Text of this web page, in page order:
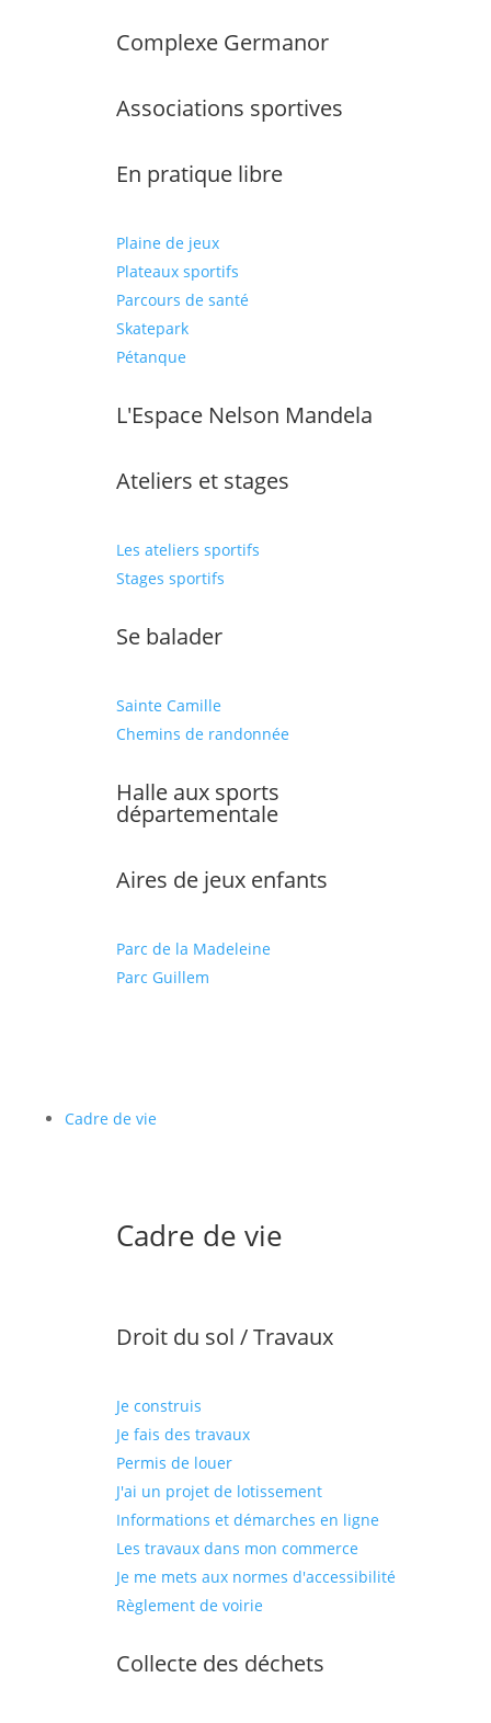
Complexe Germanor
Associations sportives
En pratique libre
Plaine de jeux
Plateaux sportifs
Parcours de santé
Skatepark
Pétanque
L'Espace Nelson Mandela
Ateliers et stages
Les ateliers sportifs
Stages sportifs
Se balader
Sainte Camille
Chemins de randonnée
Halle aux sports
départementale
Aires de jeux enfants
Parc de la Madeleine
Parc Guillem
Cadre de vie
Cadre de vie
Droit du sol / Travaux
Je construis
Je fais des travaux
Permis de louer
J'ai un projet de lotissement
Informations et démarches en ligne
Les travaux dans mon commerce
Je me mets aux normes d'accessibilité
Règlement de voirie
Collecte des déchets